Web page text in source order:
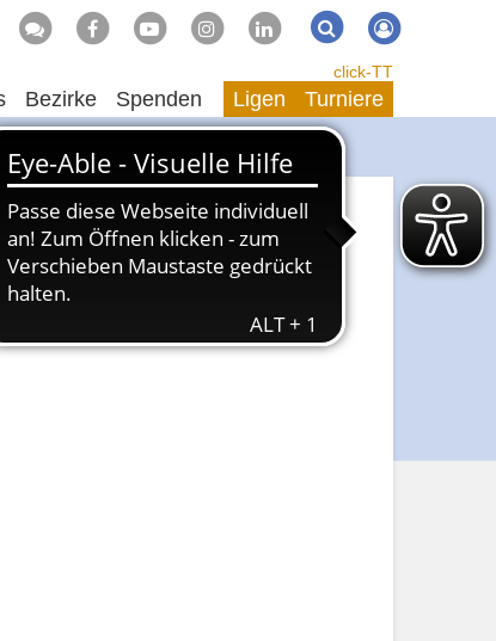
Suche Suchen
Bezirke Spenden
click-TT
Ligen Turniere